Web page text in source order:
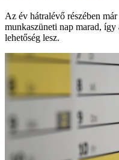
Az év hátralévő részében
munkaszüneti nap marad,
lehetőség lesz.